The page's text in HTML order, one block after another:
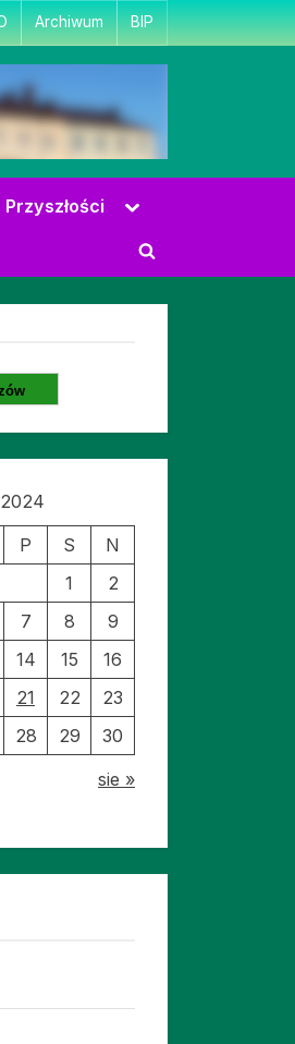
Archiwum BIP
Toggle
menu
Toggle
P S
N
1
2
7 8
9
14 15
16
21 22
23
28 29 30
sie »